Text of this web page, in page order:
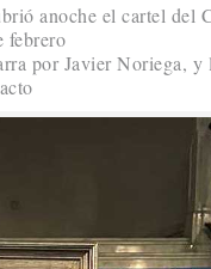
anoche el cartel del
febrero
por Javier Noriega,